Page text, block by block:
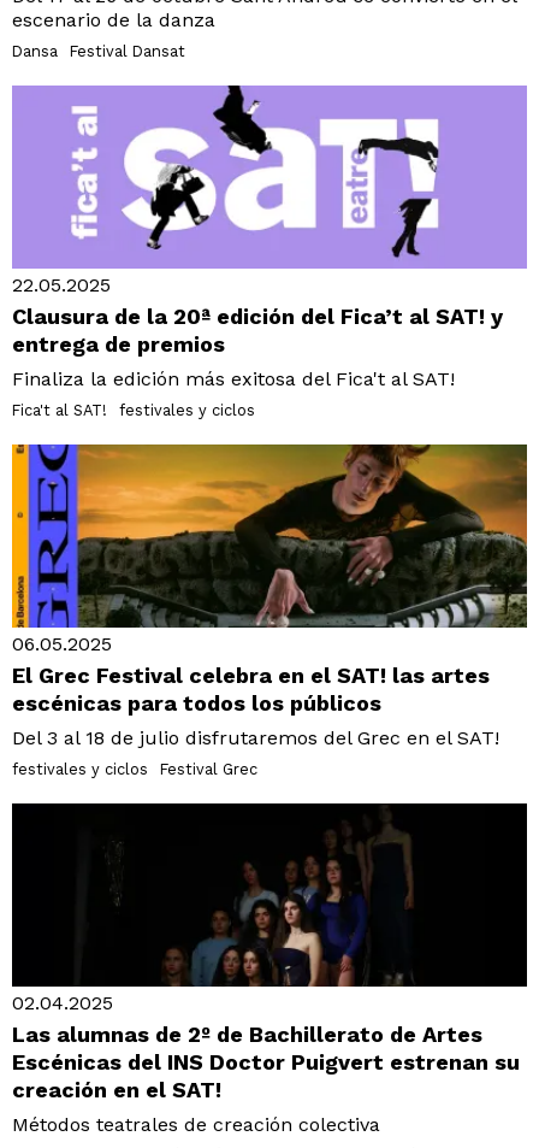
escenario de la danza
Dansa Festival Dansat
22.05.2025
Clausura de la 20ª edición del Fica’t al SAT! y
entrega de premios
Finaliza la edición más exitosa del Fica't al SAT!
Fica't al SAT! festivales y ciclos
06.05.2025
El Grec Festival celebra en el SAT! las artes
escénicas para todos los públicos
Del 3 al 18 de julio disfrutaremos del Grec en el SAT!
festivales y ciclos Festival Grec
02.04.2025
Las alumnas de 2º de Bachillerato de Artes
Escénicas del INS Doctor Puigvert estrenan su
creación en el SAT!
Métodos teatrales de creación colectiva